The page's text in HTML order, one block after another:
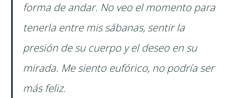
forma de andar. No veo el momento para
tenerla entre mis sábanas, sentir la
presión de su cuerpo y el deseo en su
mirada. Me siento eufórico, no podría ser
más feliz.